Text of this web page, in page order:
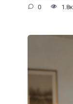
0 1.8к.